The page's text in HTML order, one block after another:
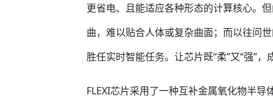
更省电、且能适应各种形态的计算核心。
曲，难以贴合人体或复杂曲面；而以往问
胜任实时智能任务。让芯片既“柔”又“强”
FLEXI芯片采用了一种互补金属氧化物半